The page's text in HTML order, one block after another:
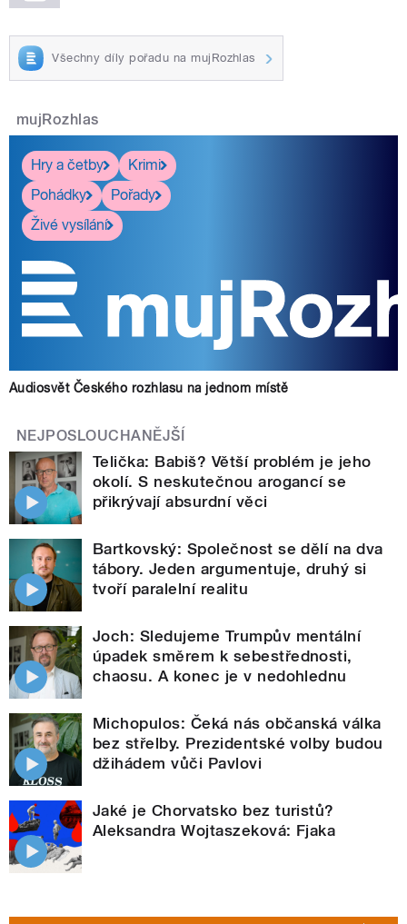
Všechny díly pořadu na mujRozhlas
mujRozhlas
Hry a četby
Krimi
Pohádky
Pořady
Živé vysílání
Audiosvět Českého rozhlasu na jednom místě
NEJPOSLOUCHANĚJŠÍ
Telička: Babiš? Větší problém je jeho
okolí. S neskutečnou arogancí se
přikrývají absurdní věci
Bartkovský: Společnost se dělí na dva
tábory. Jeden argumentuje, druhý si
tvoří paralelní realitu
Joch: Sledujeme Trumpův mentální
úpadek směrem k sebestřednosti,
chaosu. A konec je v nedohlednu
Michopulos: Čeká nás občanská válka
bez střelby. Prezidentské volby budou
džihádem vůči Pavlovi
Jaké je Chorvatsko bez turistů?
Aleksandra Wojtaszeková: Fjaka